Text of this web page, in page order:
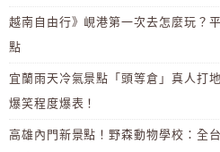
越南自由行》峴港第一次去怎麼玩？
點
宜蘭雨天冷氣景點「頭等倉」真人打
爆笑程度爆表！
高雄內門新景點！野森動物學校：全